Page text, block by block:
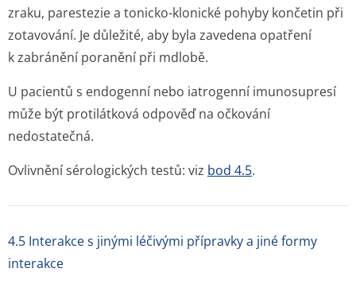
zraku, parestezie a tonicko-klonické pohyby končetin při
zotavování. Je důležité, aby byla zavedena opatření
k zabránění poranění při mdlobě.
U pacientů s endogenní nebo iatrogenní imunosupresí
může být protilátková odpověď na očkování
nedostatečná.
Ovlivnění sérologických testů: viz bod 4.5.
4.5 Interakce s jinými léčivými přípravky a jiné formy
interakce